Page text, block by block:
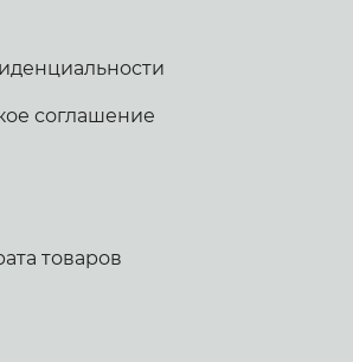
соглашение
товаров